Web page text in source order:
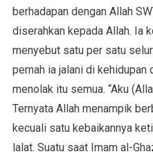
berhadapan dengan Allah
diserahkan kepada Allah. Ia
menyebut satu per satu
pernah ia jalani di kehidupan
menolak itu semua. “Aku
Ternyata Allah menampik
kecuali satu kebaikannya
lalat. Suatu saat Imam al-